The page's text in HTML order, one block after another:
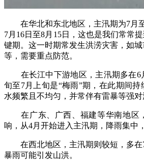
在华北和东北地区，主汛期为7月
7月16日至8月15日，这也是我们常常
键期。这一时期常发生洪涝灾害，如
等，需要重点防范。
在长江中下游地区，主汛期多在6
旬至7月上旬是“梅雨”期，在此期间
水频繁且不均匀，并常伴有雷暴等强对
在广东、广西、福建等华南地区
响，从4月开始进入主汛期，降雨集中
在西北地区，主汛期则较短，多在
暴雨可能引发山洪。